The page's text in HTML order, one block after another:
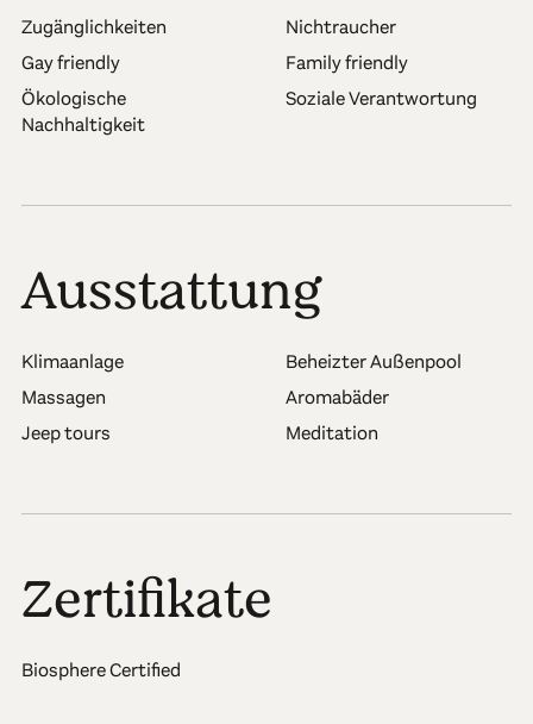
Zugänglichkeiten
Nichtraucher
Gay friendly
Family friendly
Ökologische
Nachhaltigkeit
Soziale Verantwortung
Ausstattung
Klimaanlage
Beheizter Außenpool
Massagen
Aromabäder
Jeep tours
Meditation
Zertifikate
Biosphere Certified